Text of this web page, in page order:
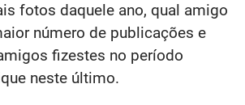
fotos daquele ano, qual amigo
número de publicações e
fizestes no período
neste último.